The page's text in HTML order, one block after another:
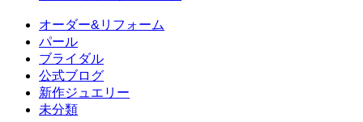
オーダー&リフォーム
パール
ブライダル
公式ブログ
新作ジュエリー
未分類